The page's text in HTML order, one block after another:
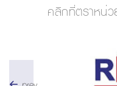
คลิกที่ตราหน่ว